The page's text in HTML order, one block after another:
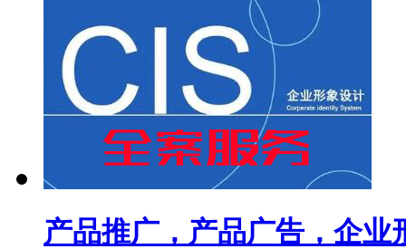
产品推广，产品广告，企业